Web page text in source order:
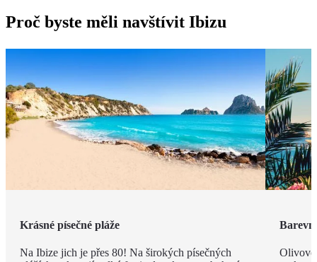
Proč byste měli navštívit Ibizu
Krásné písečné pláže
Na Ibize jich je přes 80! Na širokých písečných
Olivové